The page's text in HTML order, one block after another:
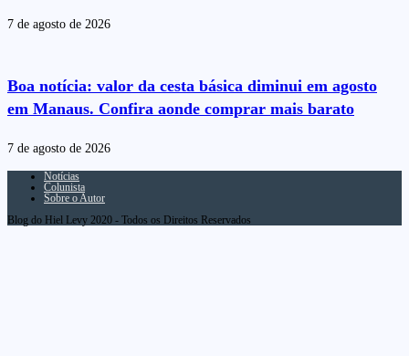
7 de agosto de 2026
Boa notícia: valor da cesta básica diminui em agosto
em Manaus. Confira aonde comprar mais barato
7 de agosto de 2026
Notícias
Colunista
Sobre o Autor
Blog do Hiel Levy 2020 - Todos os Direitos Reservados